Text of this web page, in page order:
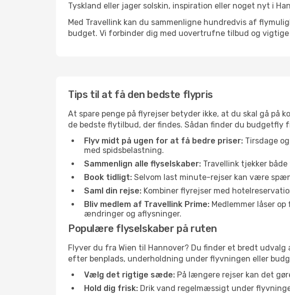
Tyskland eller jager solskin, inspiration eller noget nyt i
Med Travellink kan du sammenligne hundredvis af
budget. Vi forbinder dig med uovertrufne tilbud og
Tips til at få den bedste flypris
At spare penge på flyrejser betyder ikke, at du skal gå på
de bedste flytilbud, der findes. Sådan finder du budgetfly
Flyv midt på ugen for at få bedre priser: Tirsdage
med spidsbelastning.
Sammenlign alle flyselskaber: Travellink tjekker
Book tidligt: Selvom last minute-rejser kan være
Saml din rejse: Kombiner flyrejser med
Bliv medlem af Travellink Prime: Medlemmer låser
ændringer og aflysninger.
Populære flyselskaber på ruten
Flyver du fra Wien til Hannover? Du finder et bredt
efter benplads, underholdning under flyvningen eller
Vælg det rigtige sæde: På længere rejser kan det
Hold dig frisk: Drik vand regelmæssigt under